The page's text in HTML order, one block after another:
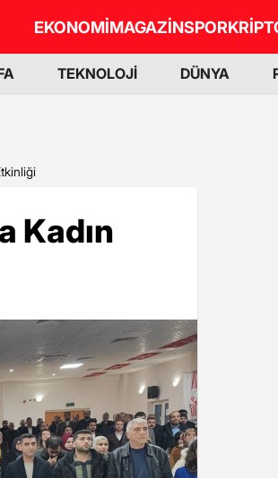
EKONOMİMAGAZİNSPOR
TEKNOLOJİ DÜNYA
Kadın